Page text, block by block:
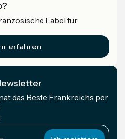
Label für
erfahren
das Beste Frankreichs per